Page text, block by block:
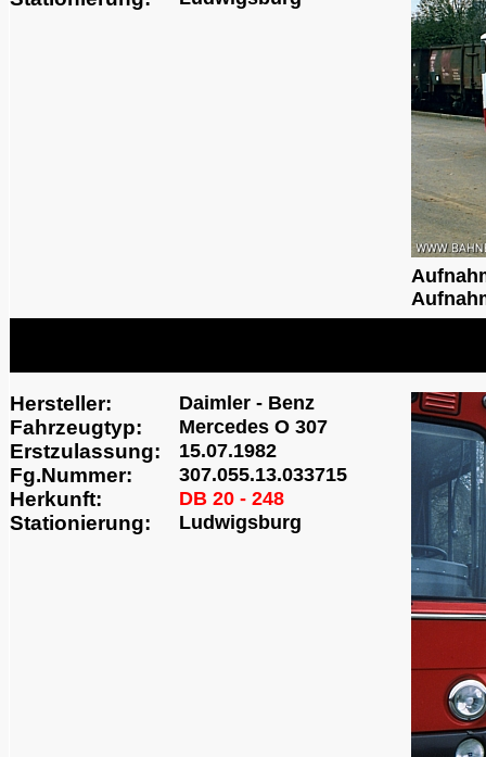
Hersteller: Daimler - Benz
Fahrzeugtyp: Mercedes O 307
Erstzulassung: 15.07.1982
Fg.Nummer: 307.055.13.033715
Herkunft: DB 20 - 248
Stationierung: Ludwigsburg